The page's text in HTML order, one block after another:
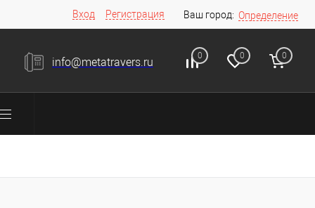
Вход Регистрация Ваш город: Определение
info@metatravers.ru 0 0 0